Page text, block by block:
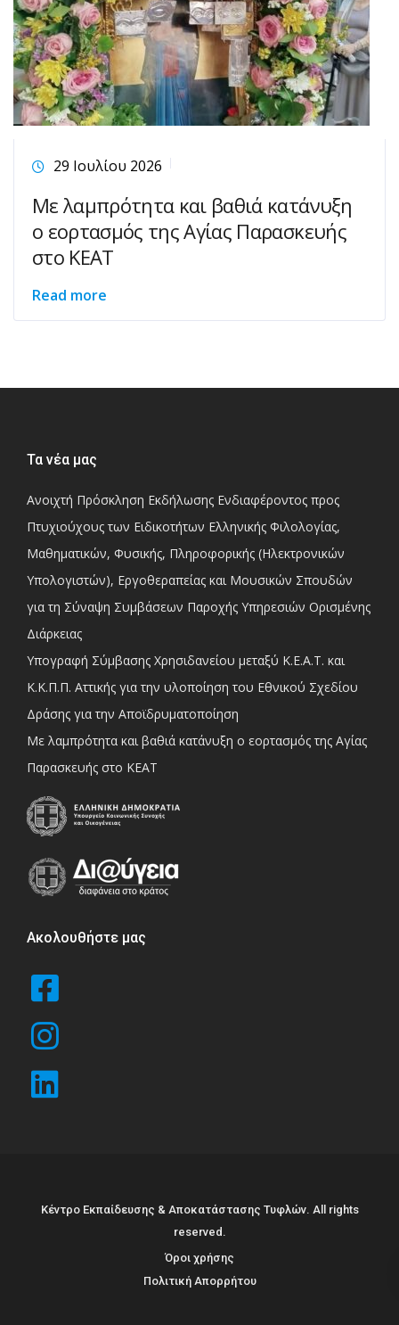
29 Ιουλίου 2026
Με λαμπρότητα και βαθιά κατάνυξη
ο εορτασμός της Αγίας Παρασκευής
στο ΚΕΑΤ
Read more
Τα νέα μας
Ανοιχτή Πρόσκληση Εκδήλωσης Ενδιαφέροντος προς
Πτυχιούχους των Ειδικοτήτων Ελληνικής Φιλολογίας,
Μαθηματικών, Φυσικής, Πληροφορικής (Ηλεκτρονικών
Υπολογιστών), Εργοθεραπείας και Μουσικών Σπουδών
για τη Σύναψη Συμβάσεων Παροχής Υπηρεσιών Ορισμένης
Διάρκειας
Υπογραφή Σύμβασης Χρησιδανείου μεταξύ Κ.Ε.Α.Τ. και
Κ.Κ.Π.Π. Αττικής για την υλοποίηση του Εθνικού Σχεδίου
Δράσης για την Αποϊδρυματοποίηση
Με λαμπρότητα και βαθιά κατάνυξη ο εορτασμός της Αγίας
Παρασκευής στο ΚΕΑΤ
Ακολουθήστε μας
Κέντρο Εκπαίδευσης & Αποκατάστασης Τυφλών. All rights
reserved.
Όροι χρήσης
Πολιτική Απορρήτου